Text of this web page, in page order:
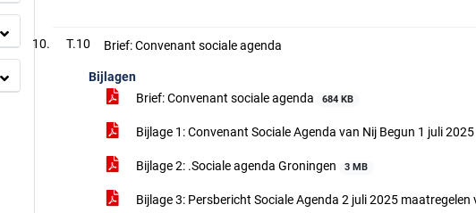
T.10 Brief: Convenant sociale agenda
Bijlagen
Brief: Convenant sociale agenda
684 KB
Bijlage 1: Convenant Sociale Agenda van Nij Begun 1 juli 2025
Bijlage 2: .Sociale agenda Groningen 3 MB
Bijlage 3: Persbericht Sociale Agenda 2 juli 2025